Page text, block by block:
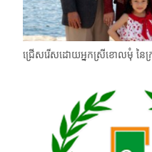
ជ្រើសរើសដោយអ្នកស្រីខោលមុំ នៃក្រុ